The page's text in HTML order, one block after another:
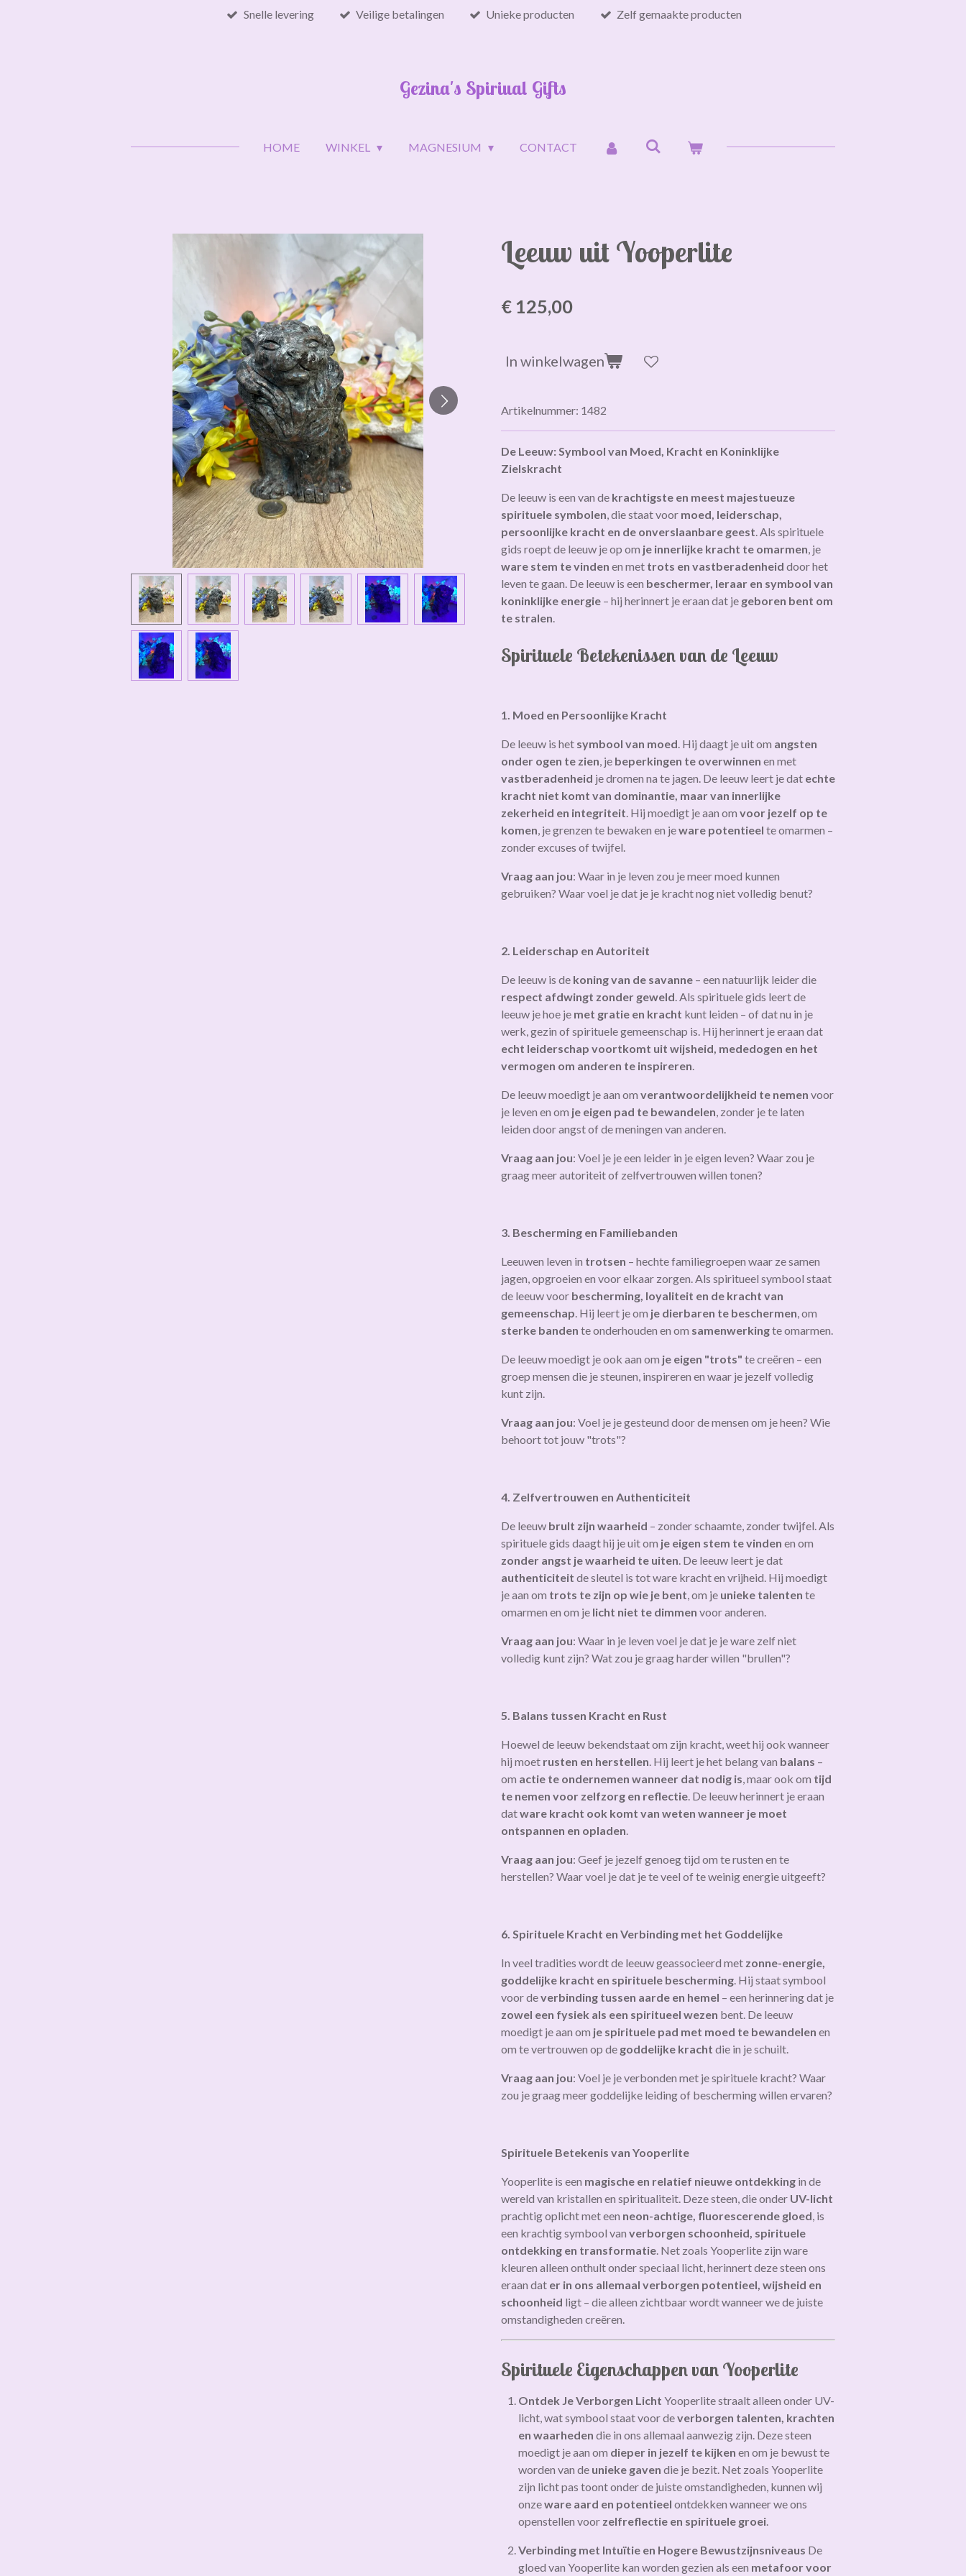
Snelle levering Veilige betalingen Unieke producten Zelf gemaakte producten
Gezina's Spiriual Gifts
HOME WINKEL MAGNESIUM CONTACT
Leeuw uit Yooperlite
€ 125,00
In winkelwagen
Artikelnummer: 1482
De Leeuw: Symbool van Moed, Kracht en Koninklijke
Zielskracht
De leeuw is een van de krachtigste en meest majestueuze
spirituele symbolen , die staat voor moed, leiderschap,
persoonlijke kracht en de onverslaanbare geest . Als spirituele
gids roept de leeuw je op om je innerlijke kracht te omarmen , je
ware stem te vinden en met trots en vastberadenheid door het
leven te gaan. De leeuw is een beschermer, leraar en symbool van
koninklijke energie – hij herinnert je eraan dat je geboren bent om
te stralen
Spirituele Betekenissen van de Leeuw
1. Moed en Persoonlijke Kracht
De leeuw is het symbool van moed . Hij daagt je uit om angsten
onder ogen te zien , je beperkingen te overwinnen en met
vastberadenheid je dromen na te jagen. De leeuw leert je dat echte
kracht niet komt van dominantie, maar van innerlijke
zekerheid en integriteit . Hij moedigt je aan om voor jezelf op te
komen , je grenzen te bewaken en jeware potentieel te omarmen –
zonder excuses of twijfel.
Vraag aan jou: Waar in je leven zou je meer moed kunnen
gebruiken? Waar voel je dat je je kracht nog niet volledig benut?
2. Leiderschap en Autoriteit
De leeuw is de koning van de savanne – een natuurlijk leider die
respect afdwingt zonder geweld . Als spirituele gids leert de
leeuw je hoe je met gratie en kracht kunt leiden – of dat nu in je
werk, gezin of spirituele gemeenschap is. Hij herinnert je eraan dat
echt leiderschap voortkomt uit wijsheid, mededogen en het
vermogen om anderen te inspireren
De leeuw moedigt je aan om verantwoordelijkheid te nemen voor
je leven en om je eigen pad te bewandelen , zonder je te laten
leiden door angst of de meningen van anderen.
Vraag aan jou: Voel je je een leider in je eigen leven? Waar zou je
graag meer autoriteit of zelfvertrouwen willen tonen?
3. Bescherming en Familiebanden
Leeuwen leven in trotsen – hechte familiegroepen waar ze samen
jagen, opgroeien en voor elkaar zorgen. Als spiritueel symbool staat
de leeuw voor bescherming, loyaliteit en de kracht van
gemeenschap . Hij leert je om je dierbaren te beschermen , om
sterke banden te onderhouden en om samenwerkingte omarmen.
De leeuw moedigt je ook aan om je eigen "trots" te creëren – een
groep mensen die je steunen, inspireren en waar je jezelf volledig
kunt zijn.
Vraag aan jou: Voel je je gesteund door de mensen om je heen? Wie
behoort tot jouw "trots"?
4. Zelfvertrouwen en Authenticiteit
De leeuw brult zijn waarheid – zonder schaamte, zonder twijfel. Als
spirituele gids daagt hij je uit om je eigen stem te vinden en om
zonder angst je waarheid te uiten . De leeuw leert je dat
authenticiteit de sleutel is tot ware kracht en vrijheid. Hij moedigt
je aan om trots te zijn op wie je bent , om je unieke talenten te
omarmen en om je licht niet te dimmen voor anderen.
Vraag aan jou: Waar in je leven voel je dat je je ware zelf niet
volledig kunt zijn? Wat zou je graag harder willen "brullen"?
5. Balans tussen Kracht en Rust
Hoewel de leeuw bekendstaat om zijn kracht, weet hij ook wanneer
hij moet rusten en herstellen . Hij leert je het belang van balans –
om actie te ondernemen wanneer dat nodig is , maar ook om tijd
te nemen voor zelfzorg en reflectie . De leeuw herinnert je eraan
datware kracht ook komt van weten wanneer je moet
ontspannen en opladen
Vraag aan jou: Geef je jezelf genoeg tijd om te rusten en te
herstellen? Waar voel je dat je te veel of te weinig energie uitgeeft?
6. Spirituele Kracht en Verbinding met het Goddelijke
In veel tradities wordt de leeuw geassocieerd met zonne-energie,
goddelijke kracht en spirituele bescherming . Hij staat symbool
voor deverbinding tussen aarde en hemel – een herinnering dat je
zowel een fysiek als een spiritueel wezen bent. De leeuw
moedigt je aan om je spirituele pad met moed te bewandelen en
om te vertrouwen op de goddelijke kracht die in je schuilt.
Vraag aan jou: Voel je je verbonden met je spirituele kracht? Waar
zou je graag meer goddelijke leiding of bescherming willen ervaren?
Spirituele Betekenis van Yooperlite
Yooperlite is een magische en relatief nieuwe ontdekking in de
wereld van kristallen en spiritualiteit. Deze steen, die onder UV-licht
prachtig oplicht met een neon-achtige, fluorescerende gloed , is
een krachtig symbool van verborgen schoonheid, spirituele
ontdekking en transformatie . Net zoals Yooperlite zijn ware
kleuren alleen onthult onder speciaal licht, herinnert deze steen ons
eraan dat er in ons allemaal verborgen potentieel, wijsheid en
schoonheid ligt – die alleen zichtbaar wordt wanneer we de juiste
omstandigheden creëren.
Spirituele Eigenschappen van Yooperlite
Ontdek Je Verborgen Licht Yooperlite straalt alleen onder UV-
licht, wat symbool staat voor deverborgen talenten, krachten
en waarheden die in ons allemaal aanwezig zijn. Deze steen
moedigt je aan om dieper in jezelf te kijken en om je bewust te
worden van de unieke gaven die je bezit. Net zoals Yooperlite
zijn licht pas toont onder de juiste omstandigheden, kunnen wij
onzeware aard en potentieel ontdekken wanneer we ons
openstellen voor zelfreflectie en spirituele groei
Verbinding met Intuïtie en Hogere Bewustzijnsniveaus De
gloed van Yooperlite kan worden gezien als een metafoor voor